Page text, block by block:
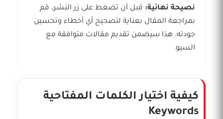
نصيحة نهائية: قبل أن تضغط على زر النشر، قم
بمراجعة المقال بعناية لتصحيح أي أخطاء وتحسين
جودته. هذا سيضمن تقديم مقالات متوافقة مع
السيو.
كيفية اختيار الكلمات المفتاحية
Keywords